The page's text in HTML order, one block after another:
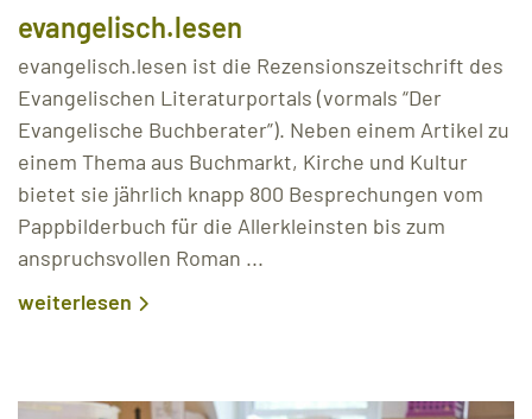
evangelisch.lesen
evangelisch.lesen ist die Rezensionszeitschrift des
Evangelischen Literaturportals (vormals “Der
Evangelische Buchberater”). Neben einem Artikel zu
einem Thema aus Buchmarkt, Kirche und Kultur
bietet sie jährlich knapp 800 Besprechungen vom
Pappbilderbuch für die Allerkleinsten bis zum
anspruchsvollen Roman ...
weiterlesen